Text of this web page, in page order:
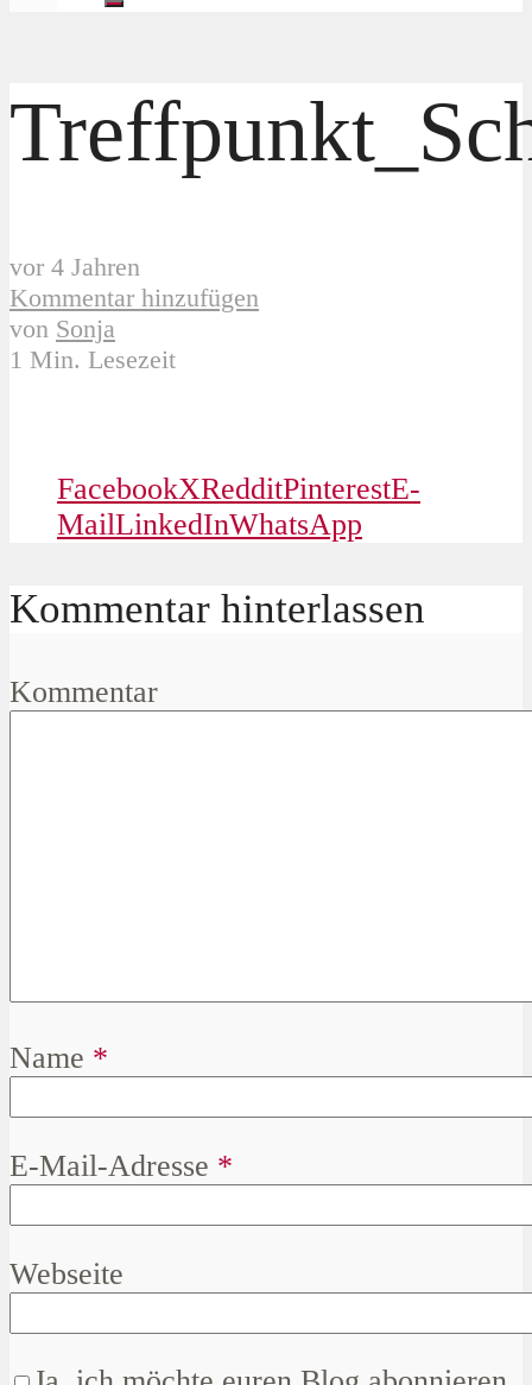
vor 4 Jahren
Kommentar hinzufügen
von Sonja
1 Min. Lesezeit
FacebookXRedditPinterestE-
MailLinkedInWhatsApp
Kommentar hinterlassen
Kommentar
Name *
E-Mail-Adresse *
Webseite